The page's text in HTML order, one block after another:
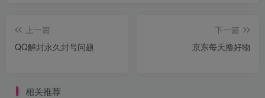
上一篇
QQ解封永久封号问题
下一篇
京东每天撸好物
相关推荐